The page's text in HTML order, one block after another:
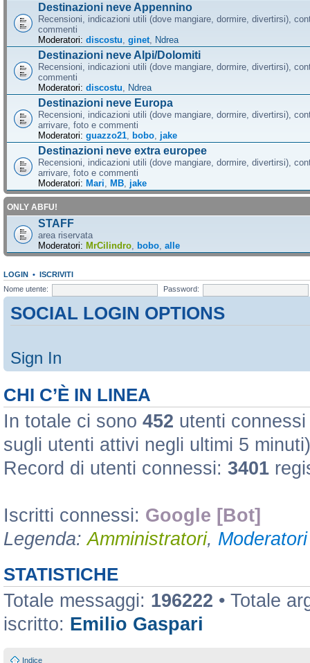
Destinazioni neve Appennino
Recensioni, indicazioni utili (dove mangiare, dormire, divertirsi),
commenti
Moderatori: discostu ginet Ndrea
Destinazioni neve Alpi/Dolomiti
Recensioni, indicazioni utili (dove mangiare, dormire, divertirsi),
commenti
Moderatori: discostu Ndrea
Destinazioni neve Europa
Recensioni, indicazioni utili (dove mangiare, dormire, divertirsi),
arrivare, foto e commenti
Moderatori: guazzo21 bobo jake
Destinazioni neve extra europee
Recensioni, indicazioni utili (dove mangiare, dormire, divertirsi),
arrivare, foto e commenti
Moderatori: Mari MB jake
ONLY ABFU!
STAFF
area riservata
Moderatori: MrCilindro bobo alle
LOGIN • ISCRIVITI
Nome utente:
Password:
SOCIAL LOGIN OPTIONS
Sign In
CHI C’È IN LINEA
In totale ci sono 452 utenti
sugli utenti attivi negli ultimi 5 minuti)
Record di utenti connessi: 3401
Iscritti connessi: Google [Bot]
Legenda:Amministratori,
STATISTICHE
Totale messaggi: 196222 • Totale
iscritto: Emilio Gaspari
Indice